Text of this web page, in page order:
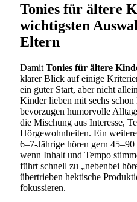
Tonies für ältere
wichtigsten
Eltern
Damit Tonies für ältere
klarer Blick auf einige
ein guter Start, aber nicht
Kinder lieben mit sechs
bevorzugen humorvolle
die Mischung aus Interesse,
Hörgewohnheiten. Ein
6–7-Jährige hören gern
wenn Inhalt und Tempo
führt schnell zu „nebenbei
übertrieben hektische
fokussieren.